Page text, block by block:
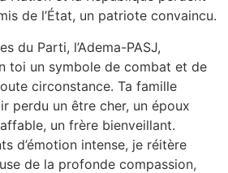
de l’État, un patriote convaincu.
du Parti, l’Adema-PASJ,
toi un symbole de combat et de
circonstance. Ta famille
perdu un être cher, un époux
un frère bienveillant.
d’émotion intense, je réitère
de la profonde compassion,